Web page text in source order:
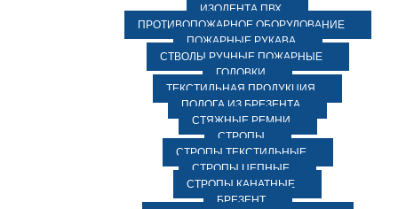
ИЗОЛЕНТА ПВХ
ПРОТИВОПОЖАРНОЕ ОБОРУДОВАНИЕ
ПОЖАРНЫЕ РУКАВА
СТВОЛЫ РУЧНЫЕ ПОЖАРНЫЕ
ГОЛОВКИ
ТЕКСТИЛЬНАЯ ПРОДУКЦИЯ
ПОЛОГА ИЗ БРЕЗЕНТА
СТЯЖНЫЕ РЕМНИ
СТРОПЫ
СТРОПЫ ТЕКСТИЛЬНЫЕ
СТРОПЫ ЦЕПНЫЕ
СТРОПЫ КАНАТНЫЕ
БРЕЗЕНТ